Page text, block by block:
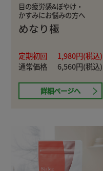
目の疲労感&ぼやけ・
かすみにお悩みの方へ
めなり極
定期初回
1,980円(税込)
通常価格
6,560円(税込)
詳細ページへ